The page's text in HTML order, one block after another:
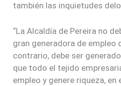
también las inquietudes
“La Alcaldía de Pereira no
gran generadora de empleo
contrario, debe ser
que todo el tejido
empleo y genere riqueza,